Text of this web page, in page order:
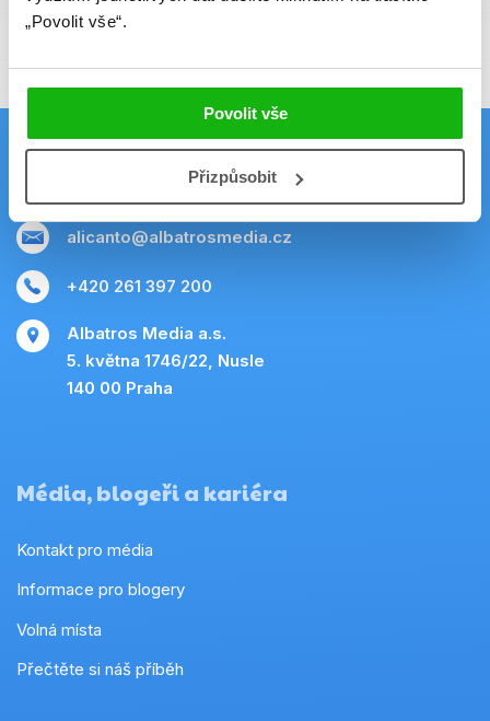
„Povolit vše“.
Povolit vše
Přizpůsobit
Přečtěte si naše podmínky zpracování
alicanto@albatrosmedia.cz
+420 261 397 200
Albatros Media a.s.
5. května 1746/22, Nusle
140 00 Praha
Média, blogeři a kariéra
Kontakt pro média
Informace pro blogery
Volná místa
Přečtěte si náš příběh